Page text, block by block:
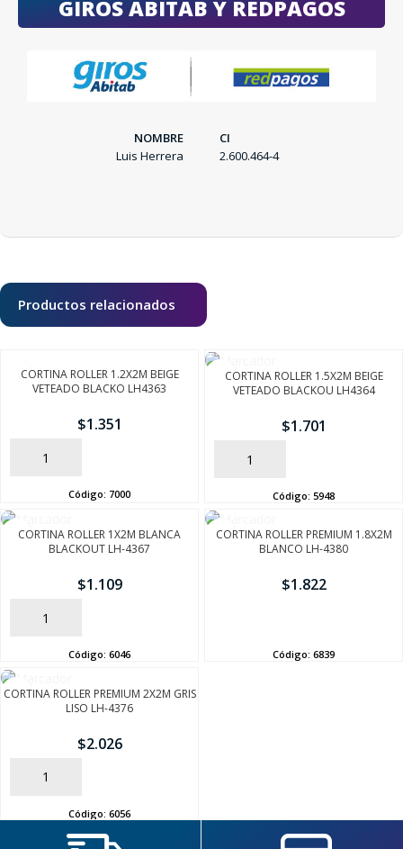
GIROS ABITAB Y REDPAGOS
NOMBRE
Luis Herrera
CI
2.600.464-4
Productos relacionados
CORTINA ROLLER 1.2X2M BEIGE
VETEADO BLACKO LH4363
$1.351
AÑADIR
Código: 7000
CORTINA ROLLER 1.5X2M BEIGE
VETEADO BLACKOU LH4364
$1.701
AÑADIR
Código: 5948
CORTINA ROLLER 1X2M BLANCA
BLACKOUT LH-4367
$1.109
AÑADIR
Código: 6046
CORTINA ROLLER PREMIUM 1.8X2M
BLANCO LH-4380
$1.822
Código: 6839
CORTINA ROLLER PREMIUM 2X2M GRIS
LISO LH-4376
$2.026
AÑADIR
Código: 6056